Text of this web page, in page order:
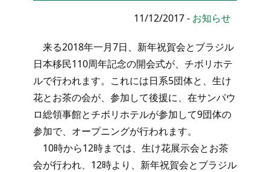
11/12/2017- お知らせ
来る2018年一月7日、新年祝賀会とブラジル
日本移民110周年記念の開会式が、チボリホテ
ルで行われます。これには日系5団体と、生け
花とお茶の会が、参加して後援に、在サンパウ
ロ総領事館とチボリホテルが参加して9団体の
参加で、オープニングが行われます。
10時から12時までは、生け花展示会とお茶
会が行われ、12時より、新年祝賀会とブラジル